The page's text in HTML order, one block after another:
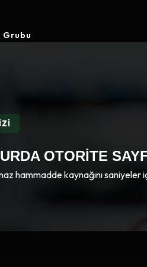
Grubu
OTORITE
hammadde kaynağını